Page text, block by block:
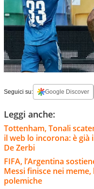
Seguici su: Google Discover
Leggi anche:
Tottenham, Tonali
il web lo incorona: è
De Zerbi
FIFA, l’Argentina
Messi finisce nei
polemiche